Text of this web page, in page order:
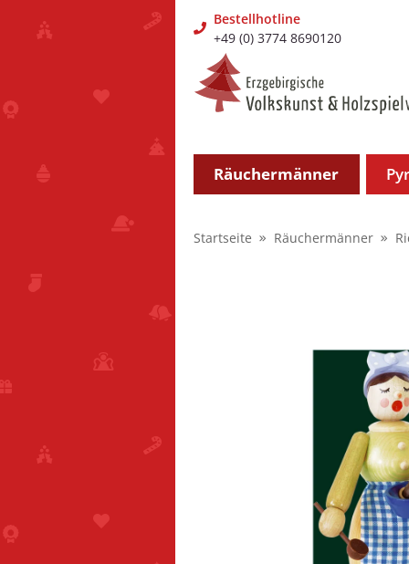
Bestellhotline
+49 (0) 3774 8690120
Räuchermänner
Startseite Räuchermänner